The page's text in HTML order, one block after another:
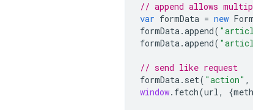
// append allows
var formData = new
formData.append(
formData.append(
// send like request
formData. set( "action" ,
window. fetch(url, {